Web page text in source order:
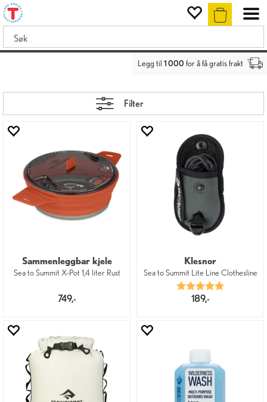
Legg til 1 000 for å få gratis frakt
Filter
Sammenleggbar kjele
Sea to Summit X-Pot 1,4 liter Rust
749,-
Klesnor
Sea to Summit Lite Line Clothesline
Karakter:
189,-